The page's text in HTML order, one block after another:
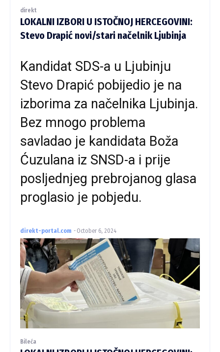
direkt
LOKALNI IZBORI U ISTOČNOJ HERCEGOVINI:
Stevo Drapić novi/stari načelnik Ljubinja
Kandidat SDS-a u Ljubinju
Stevo Drapić pobijedio je na
izborima za načelnika Ljubinja.
Bez mnogo problema
savladao je kandidata Boža
Ćuzulana iz SNSD-a i prije
posljednjeg prebrojanog glasa
proglasio je pobjedu.
direkt-portal.com - October 6, 2024
Bileća